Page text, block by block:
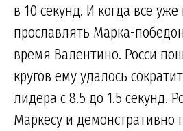
в 10 секунд. И когда все
прославлять Марка-
время Валентино. Росси
кругов ему удалось
лидера с 8.5 до 1.5 секунд.
Маркесу и демонстративно